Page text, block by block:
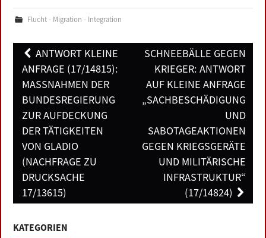
Flucht - Migration - Integration
Post
navigation
ANTWORT KLEINE
ANFRAGE (17/14815):
MASSNAHMEN DER B
UNDESREGIERUNG Z
UR AUFDECKUNG D
ER TÄTIGKEITEN V
ON GLADIO (
NACHFRAGE ZU D
RUCKSACHE 1
7/13615)
SCHNEEBÄLLE GEGEN
KRIEGER: ANTWORT
AUF KLEINE ANFRAGE
„SACHBESCHÄDIGUNG
UND
SABOTAGEAKTIONEN
GEGEN KRIEGSGERÄTE
UND MILITÄRISCHE
INFRASTRUKTUR“
(17/14824)
KATEGORIEN